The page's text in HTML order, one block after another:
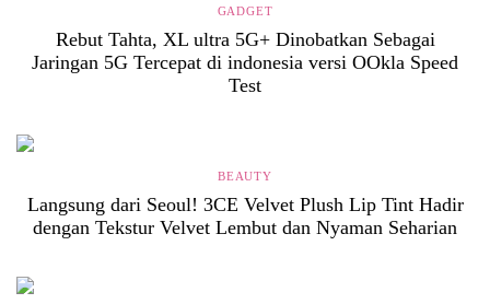
GADGET
Rebut Tahta, XL ultra 5G+ Dinobatkan Sebagai
Jaringan 5G Tercepat di indonesia versi OOkla Speed
Test
BEAUTY
Langsung dari Seoul! 3CE Velvet Plush Lip Tint Hadir
dengan Tekstur Velvet Lembut dan Nyaman Seharian